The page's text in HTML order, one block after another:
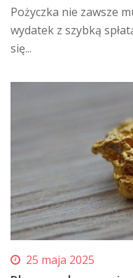
Pożyczka nie zawsze
wydatek z szybką
się...
25 maja 2025